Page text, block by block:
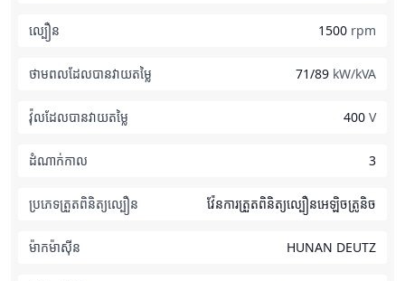
ល្បឿន 1500 rpm
ថាមពលដែលបានវាយតម្លៃ 71/89 kW/kVA
វ៉ុលដែលបានវាយតម្លៃ 400 V
ដំណាក់កាល 3
ប្រភេទត្រួតពិនិត្យល្បឿន វ៉ែនការត្រួតពិនិត្យល្បឿនអេឡិចត្រូនិច
ម៉ាកម៉ាស៊ីន HUNAN DEUTZ